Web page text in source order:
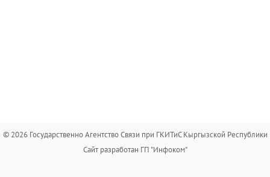
© 2026 Государственно Агентство Связи при ГКИТиС Кыргызской Республики
Сайт разработан ГП "Инфоком"